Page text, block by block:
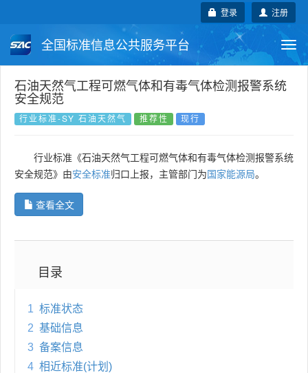
注册
登录
全国标准信息公共服务平台
国家标准 行业标准 地方标准
团体标准 企业标准
国外标准 技术委员会
石油天然气工程可燃气体和有毒气体检测报警系统
安全规范
行业标准-SY 石油天然气 推荐性 现行
行业标准《石油天然气工程可燃气体和有毒气体检测报警系统
安全规范》由安全标准归口上报，主管部门为国家能源局。
查看全文
目录
1 标准状态
2 基础信息
3 备案信息
4 相近标准(计划)